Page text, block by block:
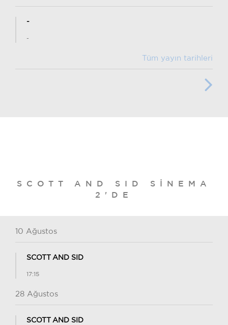
-
-
Tüm yayın tarihleri
SCOTT AND SID SINEMA
2'DE
10 Ağustos
SCOTT AND SID
17:15
28 Ağustos
SCOTT AND SID